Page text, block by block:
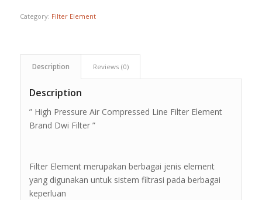
Category: Filter Element
Description Reviews (0)
Description
” High Pressure Air Compressed Line Filter Element
Brand Dwi Filter ”
Filter Element merupakan berbagai jenis element
yang digunakan untuk sistem filtrasi pada berbagai
keperluan